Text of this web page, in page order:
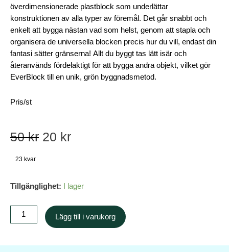
överdimensionerade plastblock som underlättar
konstruktionen av alla typer av föremål. Det går snabbt och
enkelt att bygga nästan vad som helst, genom att stapla och
organisera de universella blocken precis hur du vill, endast din
fantasi sätter gränserna! Allt du byggt tas lätt isär och
återanvänds fördelaktigt för att bygga andra objekt, vilket gör
EverBlock till en unik, grön byggnadsmetod.
Pris/st
50kr 20 kr
23 kvar
Tillgänglighet: I lager
Lägg till i varukorg